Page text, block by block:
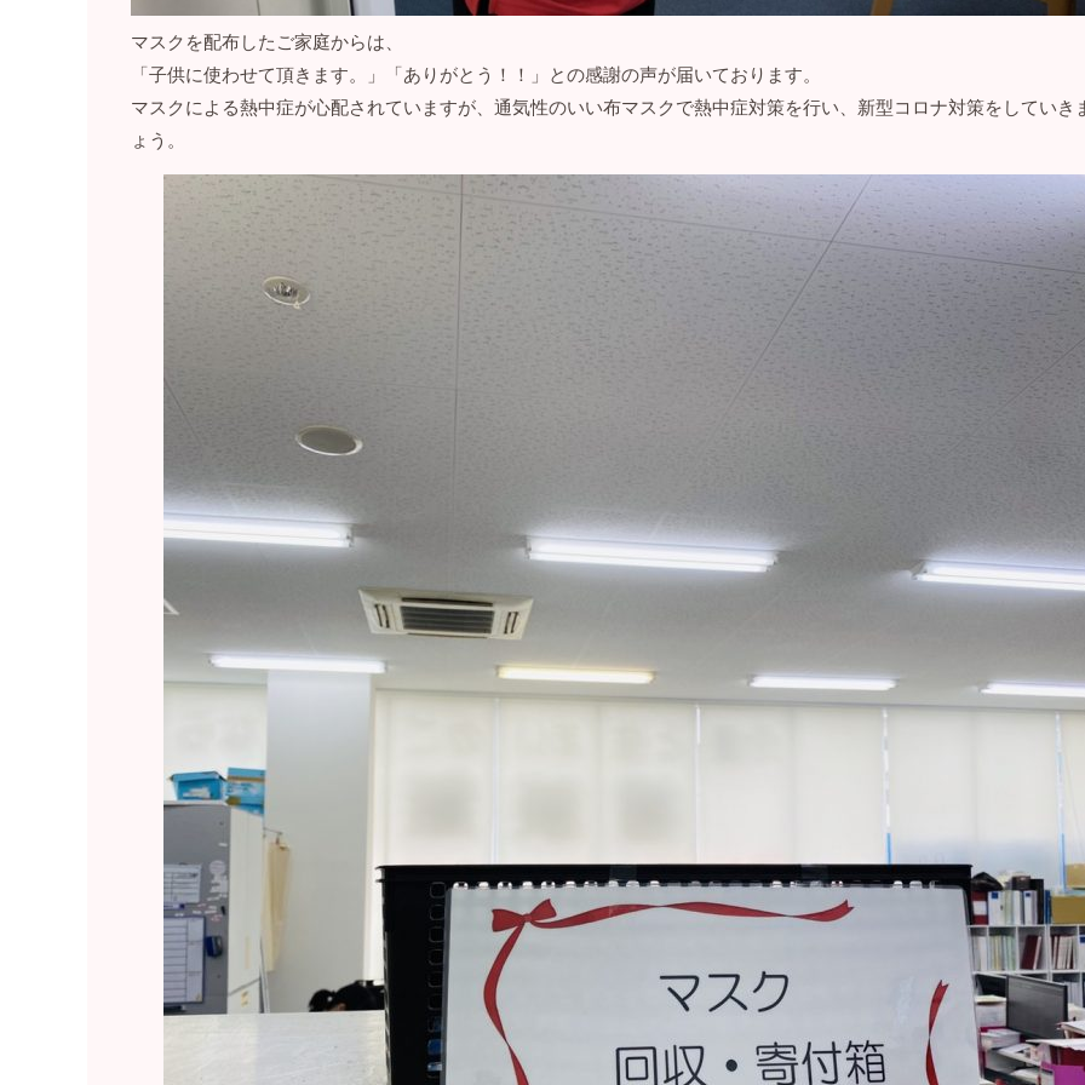
マスクを配布したご家庭からは、
「子供に使わせて頂きます。」「ありがとう！！」との感謝の声が届いております。
マスクによる熱中症が心配されていますが、通気性のいい布マスクで熱中症対策を行い、新型コロナ対策をしていき
ょう。